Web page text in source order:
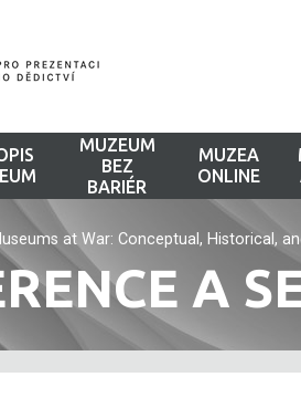
MUZEUM
BEZ
BARIÉR
MUZEA
ONLINE
at War: Conceptual, Historical,
A